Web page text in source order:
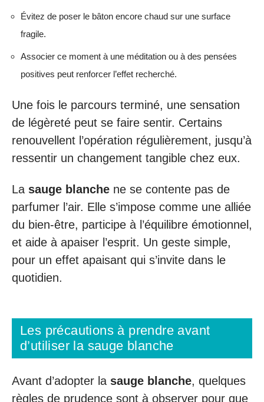
Évitez de poser le bâton encore chaud sur une surface
fragile.
Associer ce moment à une méditation ou à des pensées
positives peut renforcer l’effet recherché.
Une fois le parcours terminé, une sensation
de légèreté peut se faire sentir. Certains
renouvellent l’opération régulièrement, jusqu’à
ressentir un changement tangible chez eux.
La sauge blanche ne se contente pas de
parfumer l’air. Elle s’impose comme une alliée
du bien-être, participe à l’équilibre émotionnel,
et aide à apaiser l’esprit. Un geste simple,
pour un effet apaisant qui s’invite dans le
quotidien.
Les précautions à prendre avant
d’utiliser la sauge blanche
Avant d’adopter la sauge blanche, quelques
règles de prudence sont à observer pour que